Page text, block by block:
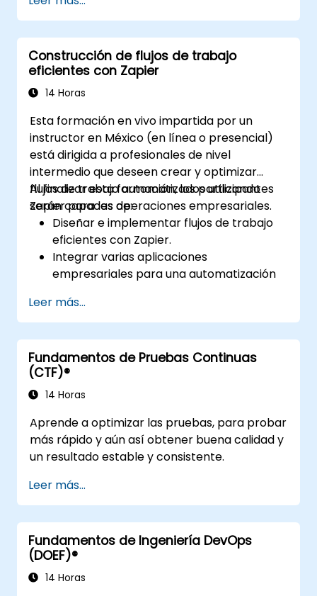
aplicaciones sin soporte.
Utilizar técnicas avanzadas de
automatización con Make y APIs.
Construcción de flujos de trabajo
eficientes con Zapier
14 Horas
Esta formación en vivo impartida por un
instructor en México (en línea o presencial)
está dirigida a profesionales de nivel
intermedio que deseen crear y optimizar
flujos de trabajo automatizados utilizando
Zapier para las operaciones empresariales.
Al finalizar esta formación, los participantes
serán capaces de:
Diseñar e implementar flujos de trabajo
eficientes con Zapier.
Integrar varias aplicaciones
empresariales para una automatización
Optimizar el rendimiento de los Zaps y
solucionar problemas comunes.
Escalar la automatización de flujos de
trabajo para satisfacer las necesidades
del negocio.
Leer más...
Fundamentos de Pruebas Continuas
(CTF)®
14 Horas
Aprende a optimizar las pruebas, para probar
más rápido y aún así obtener buena calidad y
un resultado estable y consistente.
Leer más...
Fundamentos de Ingeniería DevOps
(DOEF)®
14 Horas